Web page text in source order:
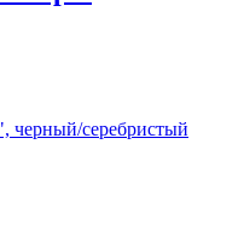
черный/серебристый